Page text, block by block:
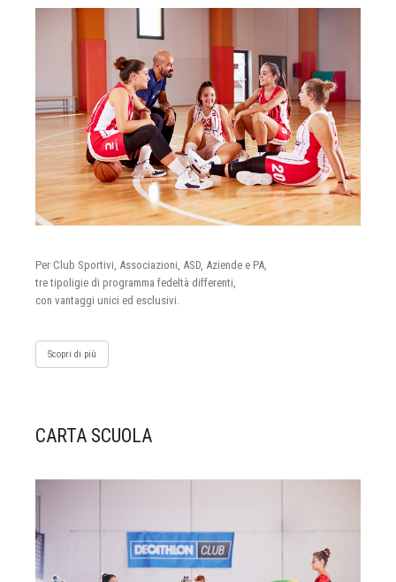
Per Club Sportivi, Associazioni, ASD, Aziende e PA,
tre tipoligie di programma fedeltà differenti,
con vantaggi unici ed esclusivi.
Scopri di più
CARTA SCUOLA